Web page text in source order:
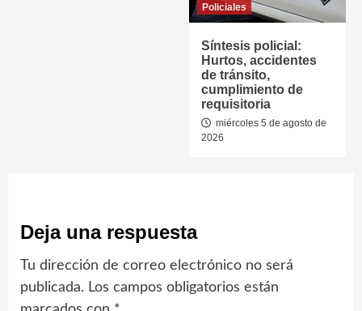
Policiales
Síntesis policial:
Hurtos, accidentes
de tránsito,
cumplimiento de
requisitoria
miércoles 5 de agosto de
2026
Deja una respuesta
Tu dirección de correo electrónico no será
publicada. Los campos obligatorios están